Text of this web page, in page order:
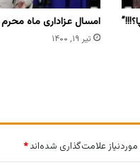
امسال عزاداری ماه محرم
تیر ۱۹, ۱۴۰۰
علامت‌گذاری شده‌اند*